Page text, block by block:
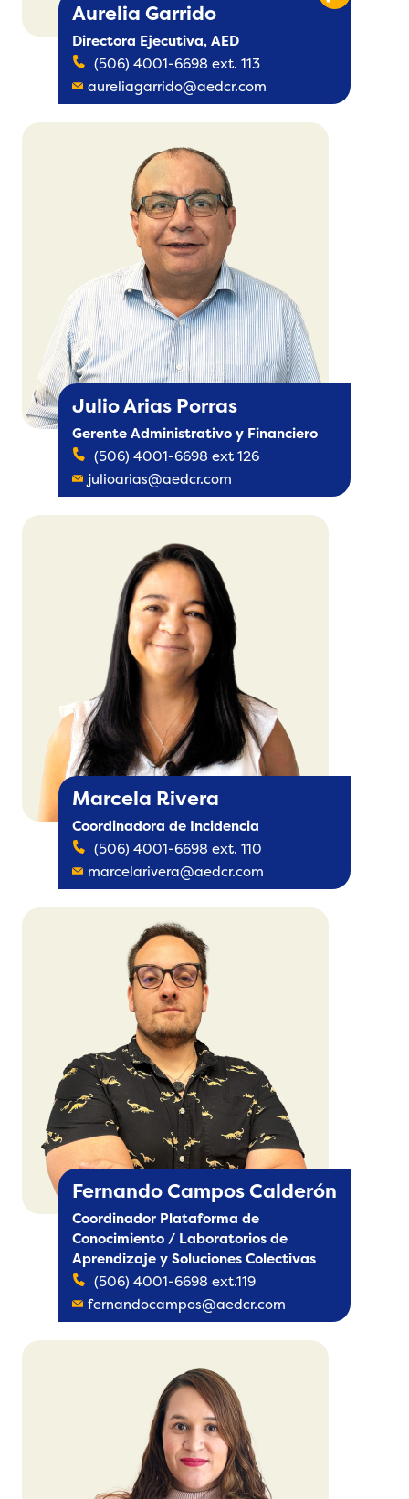
Aurelia Garrido
Directora Ejecutiva, AED
(506) 4001-6698 ext. 113
aureliagarrido@aedcr.com
Julio Arias Porras
Gerente Administrativo y Financiero
(506) 4001-6698 ext 126
julioarias@aedcr.com
Marcela Rivera
Coordinadora de Incidencia
(506) 4001-6698 ext. 110
marcelarivera@aedcr.com
Fernando Campos Calderón
Coordinador Plataforma de
Conocimiento / Laboratorios de
Aprendizaje y Soluciones Colectivas
(506) 4001-6698 ext.119
fernandocampos@aedcr.com